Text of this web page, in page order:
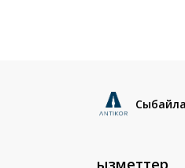
Қызметтер